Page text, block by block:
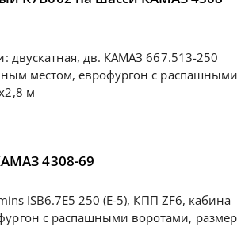
двускатная, дв. КАМАЗ 667.513-250
местом, еврофургон с распашными
м
4308-69
ISB6.7E5 250 (Е-5), КПП ZF6, кабина
с распашными воротами, размер